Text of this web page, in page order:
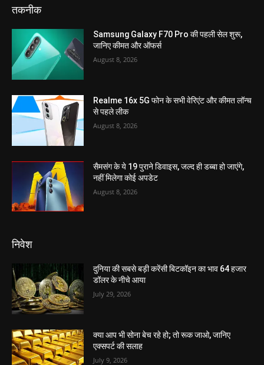
तकनीक
Samsung Galaxy F70 Pro की पहली सेल शुरू,
जानिए कीमत और ऑफर्स
August 8, 2026
Realme 16x 5G फोन के सभी वेरिएंट और कीमत लॉन्च
से पहले लीक
August 8, 2026
सैमसंग के ये 19 पुराने डिवाइस, जल्द ही डब्बा हो जाएंगे,
नहीं मिलेगा कोई अपडेट
August 8, 2026
निवेश
दुनिया की सबसे बड़ी करेंसी बिटकॉइन का भाव 64 हजार
डॉलर के नीचे आया
July 29, 2026
क्या आप भी सोना बेच रहे हो; तो रूक जाओ, जानिए
एक्सपर्ट की सलाह
July 9, 2026